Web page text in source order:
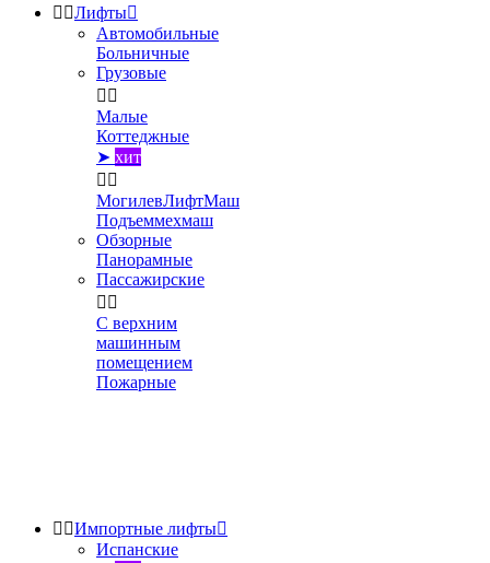
 Лифты
Автомобильные
Больничные
Грузовые
 
Малые
Коттеджные
➤ хит
 
МогилевЛифтМаш
Подъеммехмаш
Обзорные
Панорамные
Пассажирские
 
С верхним
машинным
помещением
Пожарные
 Импортные лифты
Испанские